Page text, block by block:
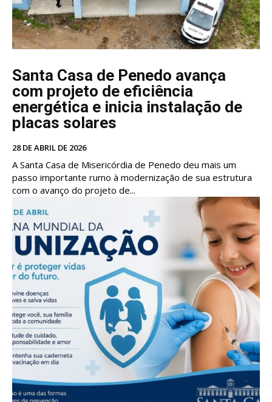
Santa Casa de Penedo avança
com projeto de eficiência
energética e inicia instalação de
placas solares
28 DE ABRIL DE 2026
A Santa Casa de Misericórdia de Penedo deu mais um
passo importante rumo à modernização de sua estrutura
com o avanço do projeto de...